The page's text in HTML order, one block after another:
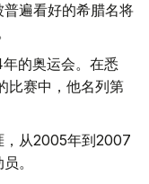
遍看好的希腊名将
的奥运会。在悉
比赛中，他名列第
，从2005年到2007
。